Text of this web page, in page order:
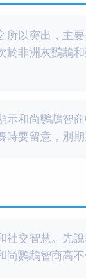
以突出，主
非洲灰鸚鵡
和尚鸚鵡智
要留意，別期
交智慧。先
鸚鵡智商高